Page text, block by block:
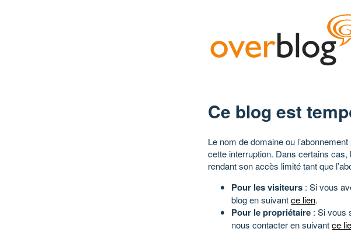
Ce blog est
Le nom de domaine ou
cette interruption. Dans certains
rendant son accès limité tant que
Pour les visiteurs : Si vous
blog en suivantce lien.
Pour le propriétaire : Si vous
nous contacter en suivantce